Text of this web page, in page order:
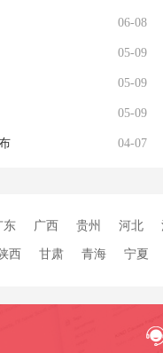
06-08
05-09
05-09
05-09
04-07
东 广西 贵州 河北
西 甘肃 青海 宁夏